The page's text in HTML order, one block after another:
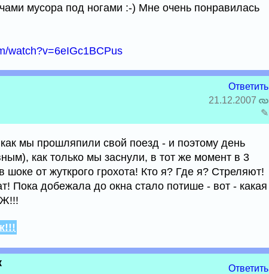
мусора под ногами :-) Мне очень понравилась
watch?v=6eIGc1BCPus
Ответить
21.12.2007
✎
мы прошляпили свой поезд - и поэтому день
как только мы заснули, в тот же момент в 3
шоке от жуткрого грохота! Кто я? Где я? Стреляют!
Пока добежала до окна стало потише - вот - какая
Ответить